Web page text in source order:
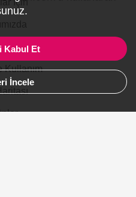
Kullanım
Kabul Et
İncele